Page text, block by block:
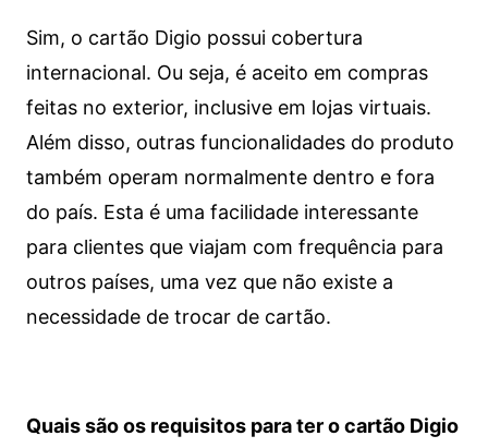
Sim, o cartão Digio possui cobertura
internacional. Ou seja, é aceito em compras
feitas no exterior, inclusive em lojas virtuais.
Além disso, outras funcionalidades do produto
também operam normalmente dentro e fora
do país. Esta é uma facilidade interessante
para clientes que viajam com frequência para
outros países, uma vez que não existe a
necessidade de trocar de cartão.
Quais são os requisitos para ter o cartão Digio